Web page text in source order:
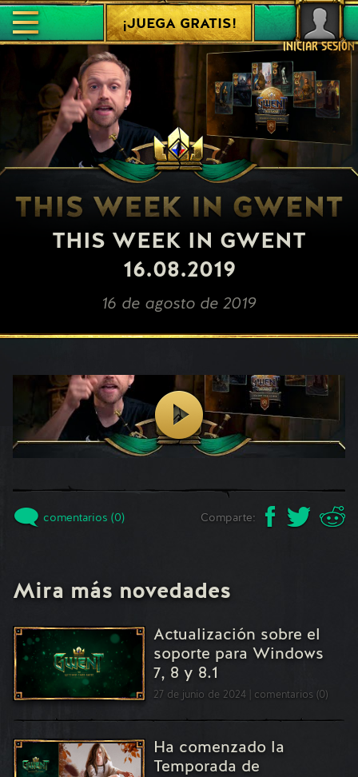
INICIAR SESIÓN
¡JUEGA GRATIS!
THIS WEEK IN GWENT
16.08.2019
16 de agosto de 2019
comentarios (0) Comparte:
Mira más novedades
Actualización sobre el
soporte para Windows
7, 8 y 8.1
27 de junio de 2024 comentarios (0)
Ha comenzado la
Temporada de